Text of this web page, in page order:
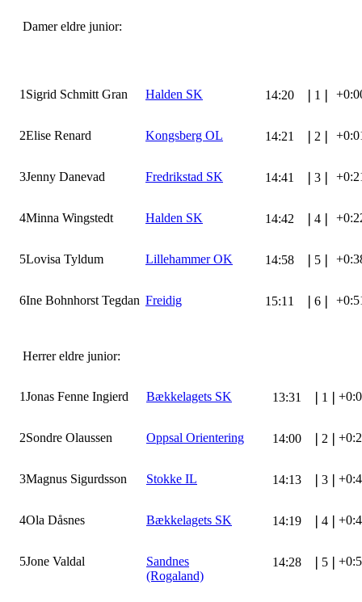
Damer eldre junior:
1 Sigrid Schmitt Gran Halden SK 14:20 1
2Elise Renard Kongsberg OL 14:21 2
3Jenny Danevad Fredrikstad SK 14:41 3
4Minna Wingstedt Halden SK 14:42 4
5Lovisa Tyldum Lillehammer OK 14:58 5
6Ine Bohnhorst Tegdan Freidig 15:11 6
Herrer eldre junior:
1Jonas Fenne Ingierd Bækkelagets SK 13:31 1
2Sondre Olaussen Oppsal Orientering 14:00 2
3Magnus Sigurdsson Stokke IL 14:13 3
4Ola Dåsnes Bækkelagets SK 14:19 4
5Jone Valdal
Sandnes
(Rogaland)
14:28 5